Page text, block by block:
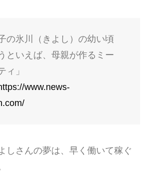
の氷川（きよし）の幼い頃
といえば、母親が作るミー
ィ」
www.news-
しさんの夢は、早く働いて稼ぐ